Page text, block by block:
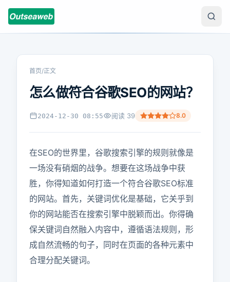
首页/正文
怎么做符合谷歌SEO的网站？
2024-12-30 08:55 阅读 39 8.0
在SEO的世界里，谷歌搜索引擎的规则就像是
一场没有硝烟的战争。想要在这场战争中获
胜，你得知道如何打造一个符合谷歌SEO标准
的网站。首先，关键词优化是基础，它关乎到
你的网站能否在搜索引擎中脱颖而出。你得确
保关键词自然融入内容中，遵循语法规则，形
成自然流畅的句子，同时在页面的各种元素中
合理分配关键词。